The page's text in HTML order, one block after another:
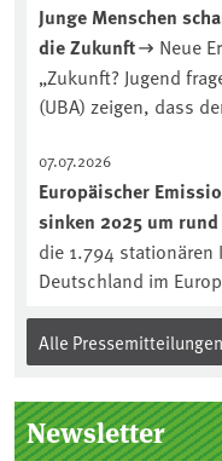
Junge Menschen
die Zukunft
Neue
„Zukunft? Jugend
(UBA) zeigen, dass
07.07.2026
Europäischer
sinken 2025 um
die 1.794 stationären
Deutschland im
Alle Pressemitteilungen
Newsletter